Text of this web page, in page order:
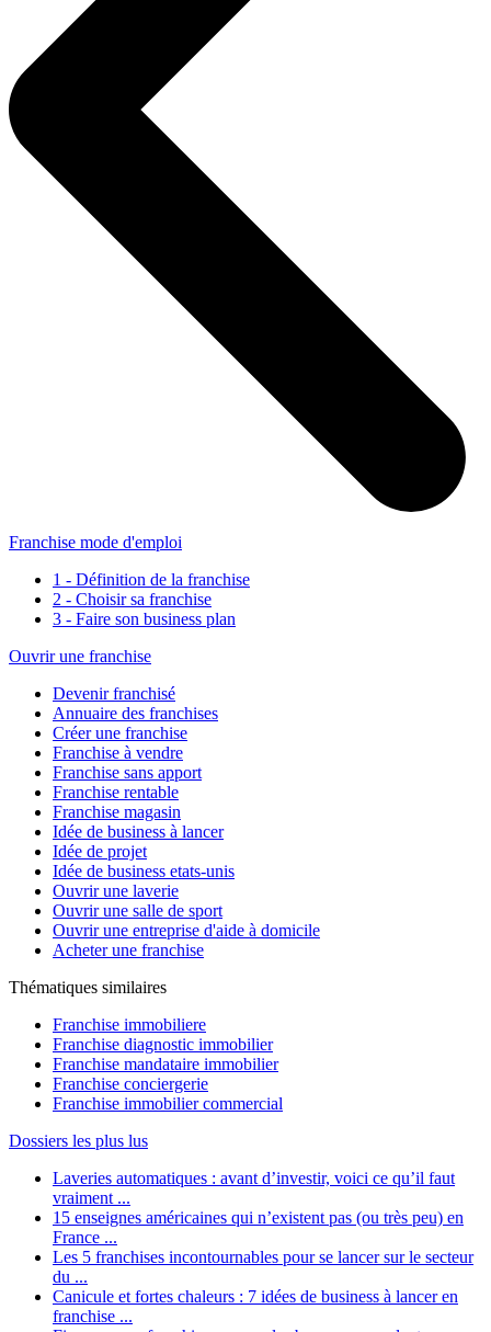
Franchise mode d'emploi
1 - Définition de la franchise
2 - Choisir sa franchise
3 - Faire son business plan
Ouvrir une franchise
Devenir franchisé
Annuaire des franchises
Créer une franchise
Franchise à vendre
Franchise sans apport
Franchise rentable
Franchise magasin
Idée de business à lancer
Idée de projet
Idée de business etats-unis
Ouvrir une laverie
Ouvrir une salle de sport
Ouvrir une entreprise d'aide à domicile
Acheter une franchise
Thématiques similaires
Franchise immobiliere
Franchise diagnostic immobilier
Franchise mandataire immobilier
Franchise conciergerie
Franchise immobilier commercial
Dossiers les plus lus
Laveries automatiques : avant d’investir, voici ce qu’il faut
vraiment ...
15 enseignes américaines qui n’existent pas (ou très peu) en
France ...
Les 5 franchises incontournables pour se lancer sur le secteur
du ...
Canicule et fortes chaleurs : 7 idées de business à lancer en
franchise ...